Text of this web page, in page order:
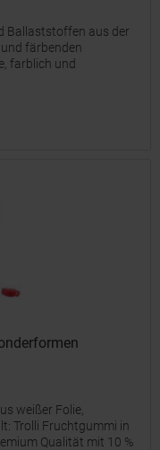
Ballaststoffen aus der
färbenden
farblich und
weißer Folie,
Trolli Fruchtgummi in
Qualität mit 10 %